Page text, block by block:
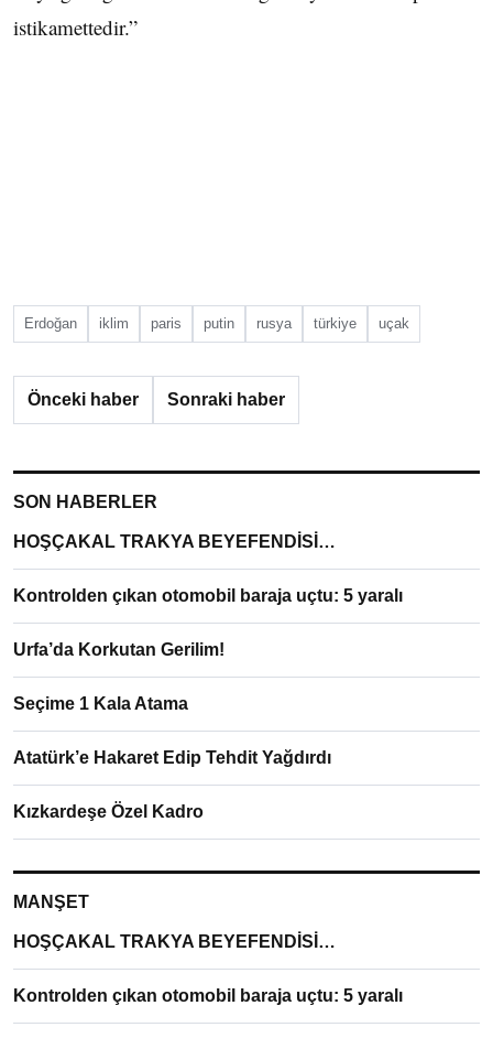
istikamettedir.”
Erdoğan iklim paris putin rusya türkiye uçak
Önceki haber Sonraki haber
SON HABERLER
HOŞÇAKAL TRAKYA BEYEFENDİSİ…
Kontrolden çıkan otomobil baraja uçtu: 5 yaralı
Urfa’da Korkutan Gerilim!
Seçime 1 Kala Atama
Atatürk’e Hakaret Edip Tehdit Yağdırdı
Kızkardeşe Özel Kadro
MANŞET
HOŞÇAKAL TRAKYA BEYEFENDİSİ…
Kontrolden çıkan otomobil baraja uçtu: 5 yaralı